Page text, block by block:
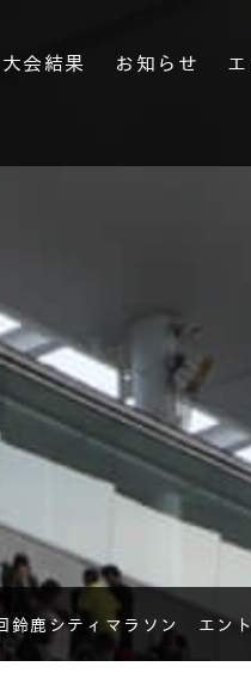
大会結果 お知らせ
鈴鹿シティマラソン エン